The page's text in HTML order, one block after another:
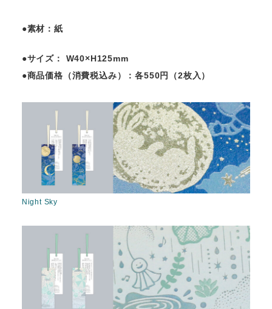
●素材：紙
●サイズ： W40×H125mm
●商品価格（消費税込み）：各550円（2枚入）
Night Sky